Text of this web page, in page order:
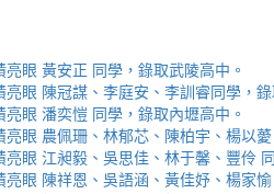
眼 黃安正 同學，錄取武陵高中。
眼 陳冠謀、李庭安、李訓睿同學，
眼 潘奕愷 同學，錄取內壢高中。
眼 農佩珊、林郁芯、陳柏宇、楊以
眼 江昶毅、吳思佳、林于馨、豐伶
眼 陳祥恩、吳語涵、黃佳妤、楊家